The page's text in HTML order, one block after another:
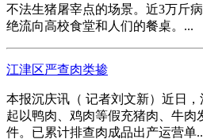
不法生猪屠宰点的场景。近3万斤
绝流向高校食堂和人们的餐桌。...
江津区严查肉类掺
本报沉庆讯（ 记者刘文新）近日
起以鸭肉、鸡肉等假充猪肉、牛肉
件。已累计排查肉成品出产运营单